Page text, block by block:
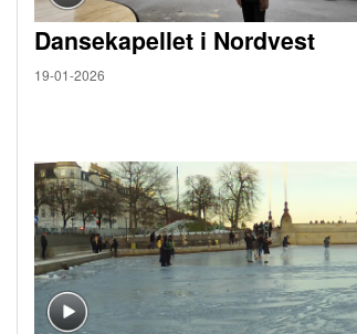
Dansekapellet i Nordvest
19-01-2026